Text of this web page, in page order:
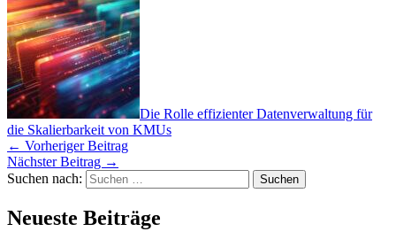
Die Rolle effizienter Datenverwaltung für
die Skalierbarkeit von KMUs
← Vorheriger Beitrag
Nächster Beitrag →
Suchen nach:
Neueste Beiträge